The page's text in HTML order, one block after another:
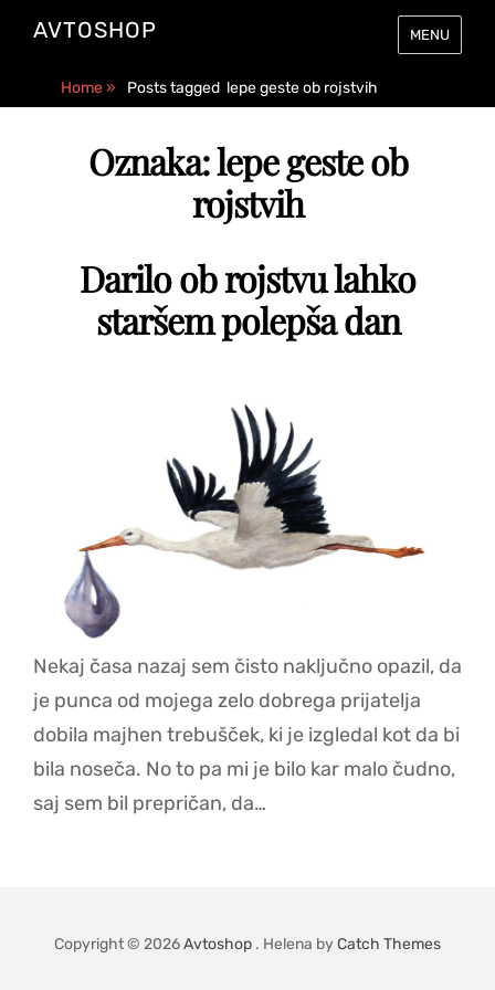
AVTOSHOP MENU
Home» Posts tagged lepe geste ob rojstvih
Oznaka:lepe geste ob
rojstvih
Darilo ob rojstvu lahko
staršem polepša dan
Nekaj časa nazaj sem čisto naključno opazil, da
je punca od mojega zelo dobrega prijatelja
dobila majhen trebušček, ki je izgledal kot da bi
bila noseča. No to pa mi je bilo kar malo čudno,
saj sem bil prepričan, da…
Copyright © 2026Avtoshop . Helena byCatch Themes